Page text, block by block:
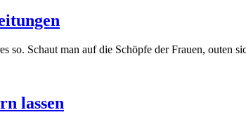
Schaut man auf die Schöpfe der Frauen, outen
lassen